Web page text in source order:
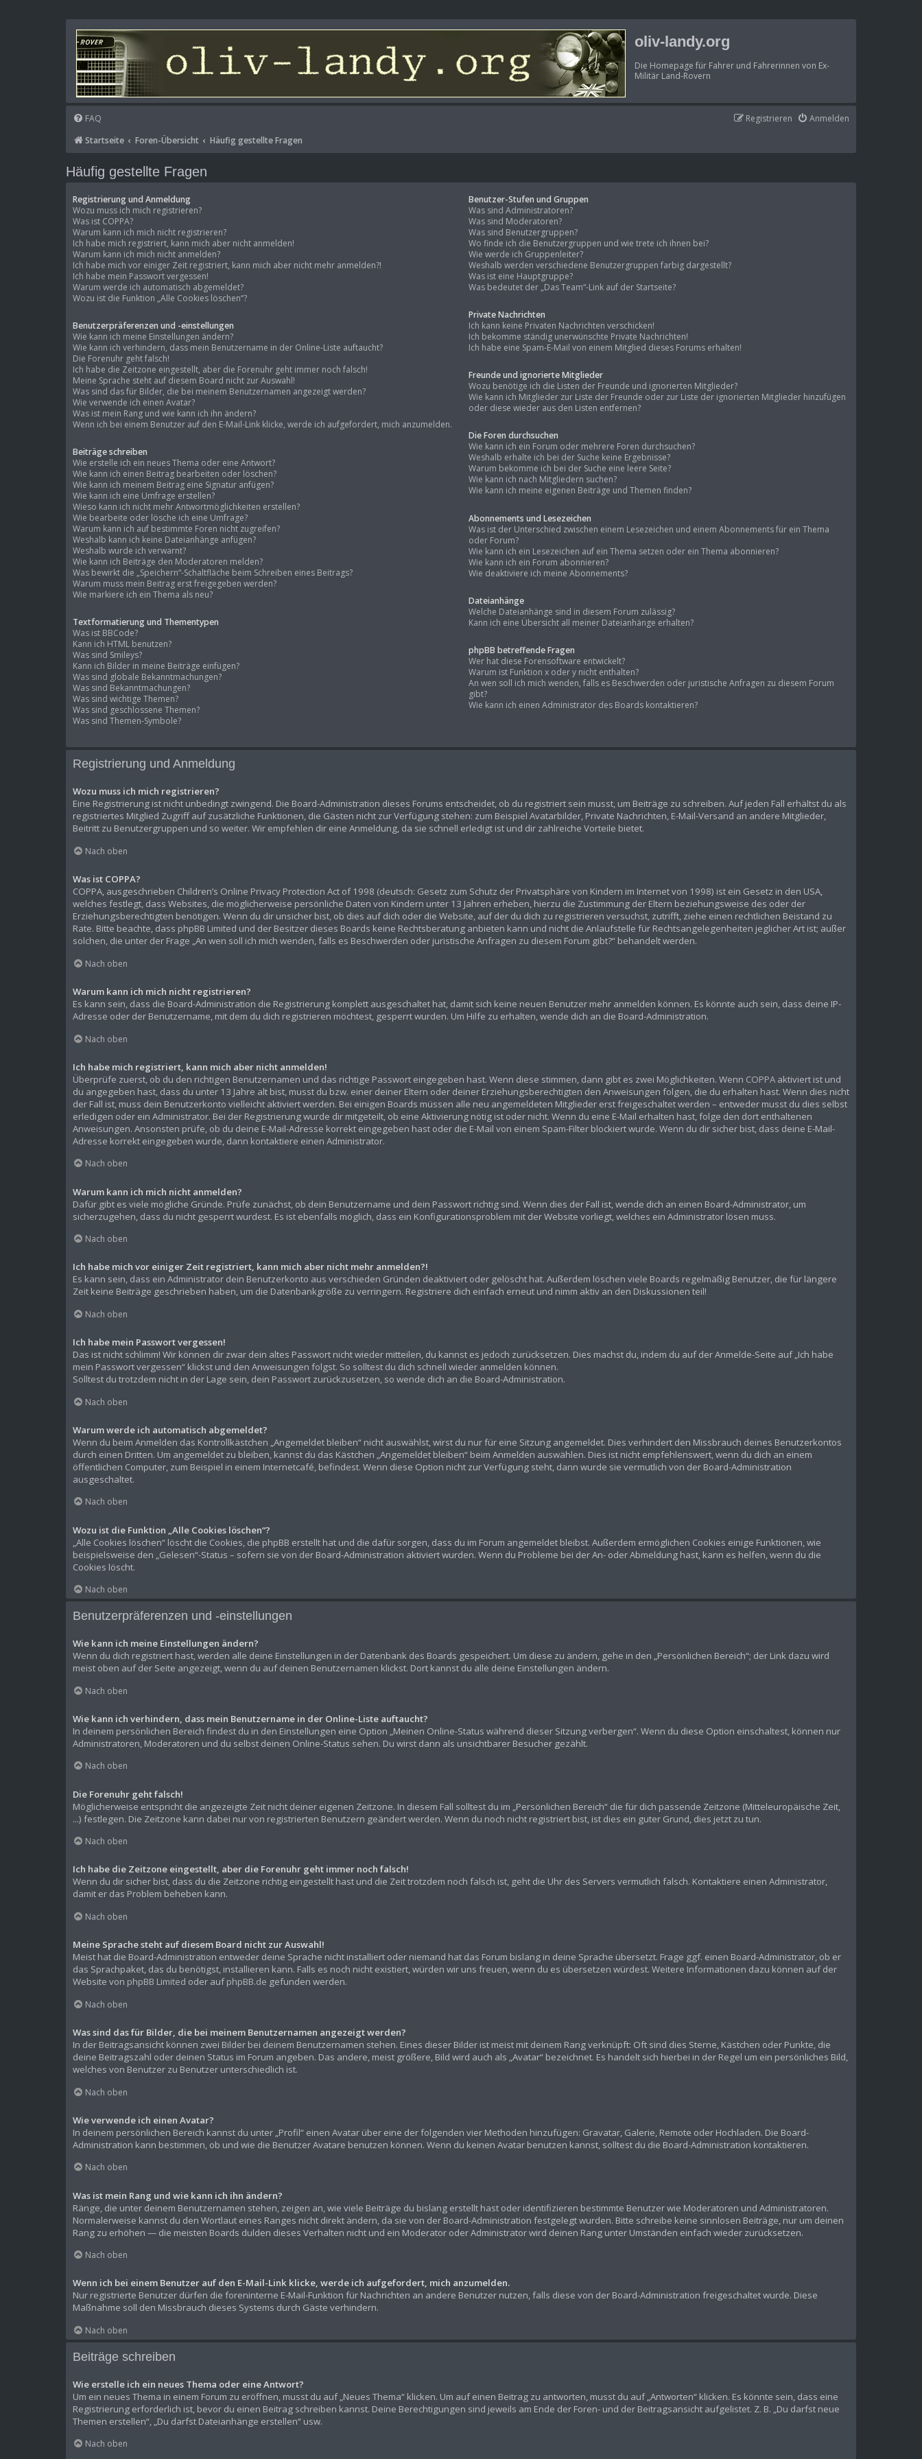
oliv-landy.org
Die Homepage für Fahrer und Fahrerinnen von Ex-
Militär Land-Rovern
FAQ Anmelden
Registrieren
Startseite
Foren-Übersicht Häufig gestellte Fragen
Häufig gestellte Fragen
Registrierung und Anmeldung
Wozu muss ich mich registrieren?
Was ist COPPA?
Warum kann ich mich nicht registrieren?
Ich habe mich registriert, kann mich aber nicht anmelden!
Warum kann ich mich nicht anmelden?
Ich habe mich vor einiger Zeit registriert, kann mich aber nicht mehr anmelden?!
Ich habe mein Passwort vergessen!
Warum werde ich automatisch abgemeldet?
Wozu ist die Funktion „Alle Cookies löschen“?
Benutzerpräferenzen und -einstellungen
Wie kann ich meine Einstellungen ändern?
Wie kann ich verhindern, dass mein Benutzername in der Online-Liste auftaucht?
Die Forenuhr geht falsch!
Ich habe die Zeitzone eingestellt, aber die Forenuhr geht immer noch falsch!
Meine Sprache steht auf diesem Board nicht zur Auswahl!
Was sind das für Bilder, die bei meinem Benutzernamen angezeigt werden?
Wie verwende ich einen Avatar?
Was ist mein Rang und wie kann ich ihn ändern?
Wenn ich bei einem Benutzer auf den E-Mail-Link klicke, werde ich aufgefordert, mich anzumelden.
Beiträge schreiben
Wie erstelle ich ein neues Thema oder eine Antwort?
Wie kann ich einen Beitrag bearbeiten oder löschen?
Wie kann ich meinem Beitrag eine Signatur anfügen?
Wie kann ich eine Umfrage erstellen?
Wieso kann ich nicht mehr Antwortmöglichkeiten erstellen?
Wie bearbeite oder lösche ich eine Umfrage?
Warum kann ich auf bestimmte Foren nicht zugreifen?
Weshalb kann ich keine Dateianhänge anfügen?
Weshalb wurde ich verwarnt?
Wie kann ich Beiträge den Moderatoren melden?
Was bewirkt die „Speichern“-Schaltfläche beim Schreiben eines Beitrags?
Warum muss mein Beitrag erst freigegeben werden?
Wie markiere ich ein Thema als neu?
Textformatierung und Thementypen
Was ist BBCode?
Kann ich HTML benutzen?
Was sind Smileys?
Kann ich Bilder in meine Beiträge einfügen?
Was sind globale Bekanntmachungen?
Was sind Bekanntmachungen?
Was sind wichtige Themen?
Was sind geschlossene Themen?
Was sind Themen-Symbole?
Benutzer-Stufen und Gruppen
Was sind Administratoren?
Was sind Moderatoren?
Was sind Benutzergruppen?
Wo finde ich die Benutzergruppen und wie trete ich ihnen bei?
Wie werde ich Gruppenleiter?
Weshalb werden verschiedene Benutzergruppen farbig dargestellt?
Was ist eine Hauptgruppe?
Was bedeutet der „Das Team“-Link auf der Startseite?
Private Nachrichten
Ich kann keine Privaten Nachrichten verschicken!
Ich bekomme ständig unerwünschte Private Nachrichten!
Ich habe eine Spam-E-Mail von einem Mitglied dieses Forums erhalten!
Freunde und ignorierte Mitglieder
Wozu benötige ich die Listen der Freunde und ignorierten Mitglieder?
Wie kann ich Mitglieder zur Liste der Freunde oder zur Liste der ignorierten Mitglieder hinzufügen
oder diese wieder aus den Listen entfernen?
Die Foren durchsuchen
Wie kann ich ein Forum oder mehrere Foren durchsuchen?
Weshalb erhalte ich bei der Suche keine Ergebnisse?
Warum bekomme ich bei der Suche eine leere Seite?
Wie kann ich nach Mitgliedern suchen?
Wie kann ich meine eigenen Beiträge und Themen finden?
Abonnements und Lesezeichen
Was ist der Unterschied zwischen einem Lesezeichen und einem Abonnements für ein Thema
oder Forum?
Wie kann ich ein Lesezeichen auf ein Thema setzen oder ein Thema abonnieren?
Wie kann ich ein Forum abonnieren?
Wie deaktiviere ich meine Abonnements?
Dateianhänge
Welche Dateianhänge sind in diesem Forum zulässig?
Kann ich eine Übersicht all meiner Dateianhänge erhalten?
phpBB betreffende Fragen
Wer hat diese Forensoftware entwickelt?
Warum ist Funktion x oder y nicht enthalten?
An wen soll ich mich wenden, falls es Beschwerden oder juristische Anfragen zu diesem Forum
gibt?
Wie kann ich einen Administrator des Boards kontaktieren?
Registrierung und Anmeldung
Wozu muss ich mich registrieren?
Eine Registrierung ist nicht unbedingt zwingend. Die Board-Administration dieses Forums entscheidet, ob du registriert sein musst, um Beiträge zu schreiben. Auf jeden Fall erhältst du als
registriertes Mitglied Zugriff auf zusätzliche Funktionen, die Gästen nicht zur Verfügung stehen: zum Beispiel Avatarbilder, Private Nachrichten, E-Mail-Versand an andere Mitglieder,
Beitritt zu Benutzergruppen und so weiter. Wir empfehlen dir eine Anmeldung, da sie schnell erledigt ist und dir zahlreiche Vorteile bietet.
Nach oben
Was ist COPPA?
COPPA, ausgeschrieben Children’s Online Privacy Protection Act of 1998 (deutsch: Gesetz zum Schutz der Privatsphäre von Kindern im Internet von 1998) ist ein Gesetz in den USA,
welches festlegt, dass Websites, die möglicherweise persönliche Daten von Kindern unter 13 Jahren erheben, hierzu die Zustimmung der Eltern beziehungsweise des oder der
Erziehungsberechtigten benötigen. Wenn du dir unsicher bist, ob dies auf dich oder die Website, auf der du dich zu registrieren versuchst, zutrifft, ziehe einen rechtlichen Beistand zu
Rate. Bitte beachte, dass phpBB Limited und der Besitzer dieses Boards keine Rechtsberatung anbieten kann und nicht die Anlaufstelle für Rechtsangelegenheiten jeglicher Art ist; außer
solchen, die unter der Frage „An wen soll ich mich wenden, falls es Beschwerden oder juristische Anfragen zu diesem Forum gibt?“ behandelt werden.
Nach oben
Warum kann ich mich nicht registrieren?
Es kann sein, dass die Board-Administration die Registrierung komplett ausgeschaltet hat, damit sich keine neuen Benutzer mehr anmelden können. Es könnte auch sein, dass deine IP-
Adresse oder der Benutzername, mit dem du dich registrieren möchtest, gesperrt wurden. Um Hilfe zu erhalten, wende dich an die Board-Administration.
Nach oben
Ich habe mich registriert, kann mich aber nicht anmelden!
Überprüfe zuerst, ob du den richtigen Benutzernamen und das richtige Passwort eingegeben hast. Wenn diese stimmen, dann gibt es zwei Möglichkeiten. Wenn COPPA aktiviert ist und
du angegeben hast, dass du unter 13 Jahre alt bist, musst du bzw. einer deiner Eltern oder deiner Erziehungsberechtigten den Anweisungen folgen, die du erhalten hast. Wenn dies nicht
der Fall ist, muss dein Benutzerkonto vielleicht aktiviert werden. Bei einigen Boards müssen alle neu angemeldeten Mitglieder erst freigeschaltet werden – entweder musst du dies selbst
erledigen oder ein Administrator. Bei der Registrierung wurde dir mitgeteilt, ob eine Aktivierung nötig ist oder nicht. Wenn du eine E-Mail erhalten hast, folge den dort enthaltenen
Anweisungen. Ansonsten prüfe, ob du deine E-Mail-Adresse korrekt eingegeben hast oder die E-Mail von einem Spam-Filter blockiert wurde. Wenn du dir sicher bist, dass deine E-Mail-
Adresse korrekt eingegeben wurde, dann kontaktiere einen Administrator.
Nach oben
Warum kann ich mich nicht anmelden?
Dafür gibt es viele mögliche Gründe. Prüfe zunächst, ob dein Benutzername und dein Passwort richtig sind. Wenn dies der Fall ist, wende dich an einen Board-Administrator, um
sicherzugehen, dass du nicht gesperrt wurdest. Es ist ebenfalls möglich, dass ein Konfigurationsproblem mit der Website vorliegt, welches ein Administrator lösen muss.
Nach oben
Ich habe mich vor einiger Zeit registriert, kann mich aber nicht mehr anmelden?!
Es kann sein, dass ein Administrator dein Benutzerkonto aus verschieden Gründen deaktiviert oder gelöscht hat. Außerdem löschen viele Boards regelmäßig Benutzer, die für längere
Zeit keine Beiträge geschrieben haben, um die Datenbankgröße zu verringern. Registriere dich einfach erneut und nimm aktiv an den Diskussionen teil!
Nach oben
Ich habe mein Passwort vergessen!
Das ist nicht schlimm! Wir können dir zwar dein altes Passwort nicht wieder mitteilen, du kannst es jedoch zurücksetzen. Dies machst du, indem du auf der Anmelde-Seite auf „Ich habe
mein Passwort vergessen“ klickst und den Anweisungen folgst. So solltest du dich schnell wieder anmelden können.
Solltest du trotzdem nicht in der Lage sein, dein Passwort zurückzusetzen, so wende dich an die Board-Administration.
Nach oben
Warum werde ich automatisch abgemeldet?
Wenn du beim Anmelden das Kontrollkästchen „Angemeldet bleiben“ nicht auswählst, wirst du nur für eine Sitzung angemeldet. Dies verhindert den Missbrauch deines Benutzerkontos
durch einen Dritten. Um angemeldet zu bleiben, kannst du das Kästchen „Angemeldet bleiben“ beim Anmelden auswählen. Dies ist nicht empfehlenswert, wenn du dich an einem
öffentlichen Computer, zum Beispiel in einem Internetcafé, befindest. Wenn diese Option nicht zur Verfügung steht, dann wurde sie vermutlich von der Board-Administration
ausgeschaltet.
Nach oben
Wozu ist die Funktion „Alle Cookies löschen“?
„Alle Cookies löschen“ löscht die Cookies, die phpBB erstellt hat und die dafür sorgen, dass du im Forum angemeldet bleibst. Außerdem ermöglichen Cookies einige Funktionen, wie
beispielsweise den „Gelesen“-Status – sofern sie von der Board-Administration aktiviert wurden. Wenn du Probleme bei der An- oder Abmeldung hast, kann es helfen, wenn du die
Cookies löscht.
Nach oben
Benutzerpräferenzen und -einstellungen
Wie kann ich meine Einstellungen ändern?
Wenn du dich registriert hast, werden alle deine Einstellungen in der Datenbank des Boards gespeichert. Um diese zu ändern, gehe in den „Persönlichen Bereich“; der Link dazu wird
meist oben auf der Seite angezeigt, wenn du auf deinen Benutzernamen klickst. Dort kannst du alle deine Einstellungen ändern.
Nach oben
Wie kann ich verhindern, dass mein Benutzername in der Online-Liste auftaucht?
In deinem persönlichen Bereich findest du in den Einstellungen eine Option „Meinen Online-Status während dieser Sitzung verbergen“. Wenn du diese Option einschaltest, können nur
Administratoren, Moderatoren und du selbst deinen Online-Status sehen. Du wirst dann als unsichtbarer Besucher gezählt.
Nach oben
Die Forenuhr geht falsch!
Möglicherweise entspricht die angezeigte Zeit nicht deiner eigenen Zeitzone. In diesem Fall solltest du im „Persönlichen Bereich“ die für dich passende Zeitzone (Mitteleuropäische Zeit,
...) festlegen. Die Zeitzone kann dabei nur von registrierten Benutzern geändert werden. Wenn du noch nicht registriert bist, ist dies ein guter Grund, dies jetzt zu tun.
Nach oben
Ich habe die Zeitzone eingestellt, aber die Forenuhr geht immer noch falsch!
Wenn du dir sicher bist, dass du die Zeitzone richtig eingestellt hast und die Zeit trotzdem noch falsch ist, geht die Uhr des Servers vermutlich falsch. Kontaktiere einen Administrator,
damit er das Problem beheben kann.
Nach oben
Meine Sprache steht auf diesem Board nicht zur Auswahl!
Meist hat die Board-Administration entweder deine Sprache nicht installiert oder niemand hat das Forum bislang in deine Sprache übersetzt. Frage ggf. einen Board-Administrator, ob er
das Sprachpaket, das du benötigst, installieren kann. Falls es noch nicht existiert, würden wir uns freuen, wenn du es übersetzen würdest. Weitere Informationen dazu können auf der
Website von phpBB Limited oder aufphpBB.de gefunden werden.
Nach oben
Was sind das für Bilder, die bei meinem Benutzernamen angezeigt werden?
In der Beitragsansicht können zwei Bilder bei deinem Benutzernamen stehen. Eines dieser Bilder ist meist mit deinem Rang verknüpft: Oft sind dies Sterne, Kästchen oder Punkte, die
deine Beitragszahl oder deinen Status im Forum angeben. Das andere, meist größere, Bild wird auch als „Avatar“ bezeichnet. Es handelt sich hierbei in der Regel um ein persönliches Bild,
welches von Benutzer zu Benutzer unterschiedlich ist.
Nach oben
Wie verwende ich einen Avatar?
In deinem persönlichen Bereich kannst du unter „Profil“ einen Avatar über eine der folgenden vier Methoden hinzufügen: Gravatar, Galerie, Remote oder Hochladen. Die Board-
Administration kann bestimmen, ob und wie die Benutzer Avatare benutzen können. Wenn du keinen Avatar benutzen kannst, solltest du die Board-Administration kontaktieren.
Nach oben
Was ist mein Rang und wie kann ich ihn ändern?
Ränge, die unter deinem Benutzernamen stehen, zeigen an, wie viele Beiträge du bislang erstellt hast oder identifizieren bestimmte Benutzer wie Moderatoren und Administratoren.
Normalerweise kannst du den Wortlaut eines Ranges nicht direkt ändern, da sie von der Board-Administration festgelegt wurden. Bitte schreibe keine sinnlosen Beiträge, nur um deinen
Rang zu erhöhen — die meisten Boards dulden dieses Verhalten nicht und ein Moderator oder Administrator wird deinen Rang unter Umständen einfach wieder zurücksetzen.
Nach oben
Wenn ich bei einem Benutzer auf den E-Mail-Link klicke, werde ich aufgefordert, mich anzumelden.
Nur registrierte Benutzer dürfen die foreninterne E-Mail-Funktion für Nachrichten an andere Benutzer nutzen, falls diese von der Board-Administration freigeschaltet wurde. Diese
Maßnahme soll den Missbrauch dieses Systems durch Gäste verhindern.
Nach oben
Beiträge schreiben
Wie erstelle ich ein neues Thema oder eine Antwort?
Um ein neues Thema in einem Forum zu eröffnen, musst du auf „Neues Thema“ klicken. Um auf einen Beitrag zu antworten, musst du auf „Antworten“ klicken. Es könnte sein, dass eine
Registrierung erforderlich ist, bevor du einen Beitrag schreiben kannst. Deine Berechtigungen sind jeweils am Ende der Foren- und der Beitragsansicht aufgelistet. Z. B. „Du darfst neue
Themen erstellen“, „Du darfst Dateianhänge erstellen“ usw.
Nach oben